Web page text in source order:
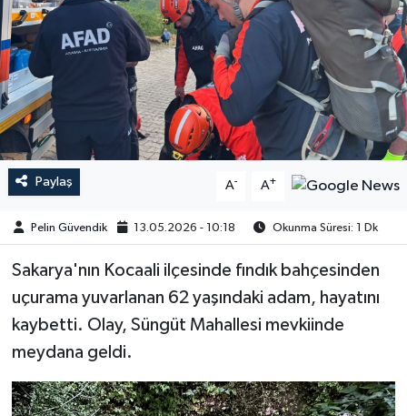
Paylaş A- A+
Pelin Güvendik 13.05.2026 - 10:18 Okunma Süresi: 1 Dk
Sakarya'nın Kocaali ilçesinde fındık bahçesinden
uçurama yuvarlanan 62 yaşındaki adam, hayatını
kaybetti. Olay, Süngüt Mahallesi mevkiinde
meydana geldi.